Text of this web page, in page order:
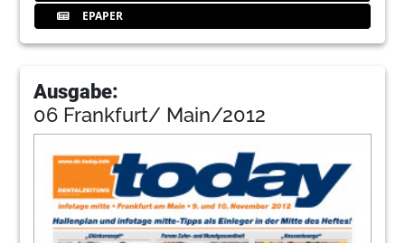
EPAPER
Ausgabe:
06 Frankfurt/ Main/2012